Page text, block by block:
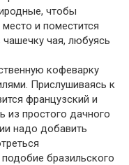
чтобы
и поместится
чашечку чая, любуясь
кофеварку
Прислушиваясь к
французский и
из простого дачного
надо добавить
бразильского